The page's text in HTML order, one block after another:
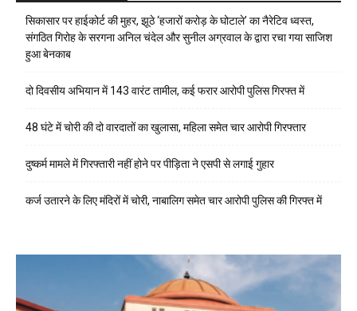
सिकासार पर हाईकोर्ट की मुहर, झूठे ‘हजारों करोड़ के घोटाले’ का नैरेटिव ध्वस्त,
संगठित गिरोह के सरगना अनिल चंदेल और सुनील अग्रवाल के द्वारा रचा गया साजिश
हुआ बेनकाब
दो दिवसीय अभियान में 143 वारंट तामील, कई फरार आरोपी पुलिस गिरफ्त में
48 घंटे में चोरी की दो वारदातों का खुलासा, महिला समेत चार आरोपी गिरफ्तार
दुष्कर्म मामले में गिरफ्तारी नहीं होने पर पीड़िता ने एसपी से लगाई गुहार
कर्ज उतारने के लिए मंदिरों में चोरी, नाबालिग समेत चार आरोपी पुलिस की गिरफ्त में